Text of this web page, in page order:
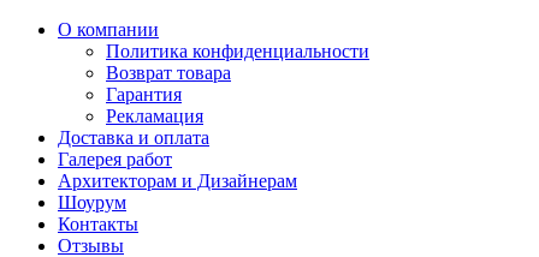
О компании
Политика конфиденциальности
Возврат товара
Гарантия
Рекламация
Доставка и оплата
Галерея работ
Архитекторам и Дизайнерам
Шоурум
Контакты
Отзывы